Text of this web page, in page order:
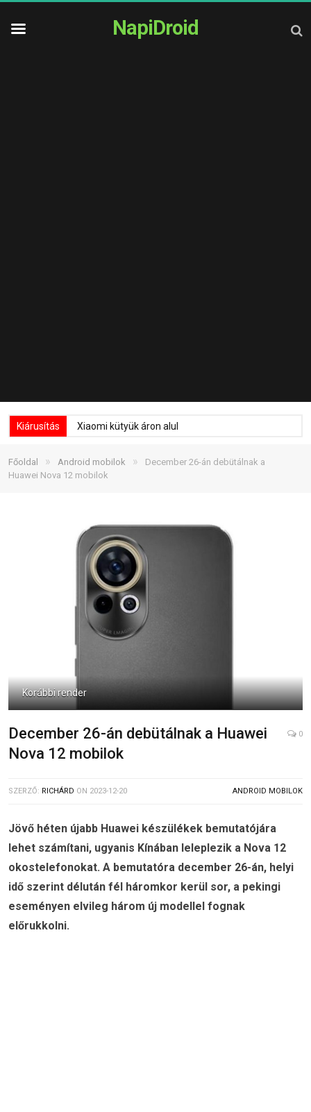
NapiDroid
Kiárusítás Xiaomi kütyük áron alul
Főoldal » Android mobilok »
December 26-án debütálnak a
Huawei Nova 12 mobilok
Korábbi render
December 26-án debütálnak a Huawei
Nova 12 mobilok
0
SZERZŐ: RICHÁRD ON 2023-12-20 ANDROID MOBILOK
Jövő héten újabb Huawei készülékek bemutatójára
lehet számítani, ugyanis Kínában leleplezik a Nova 12
okostelefonokat. A bemutatóra december 26-án, helyi
idő szerint délután fél háromkor kerül sor, a pekingi
eseményen elvileg három új modellel fognak
előrukkolni.